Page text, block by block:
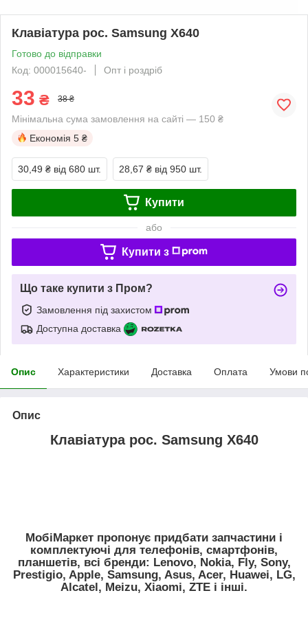
Клавіатура рос. Samsung X640
Готово до відправки
Код: 000015640-
Опт і роздріб
33 ₴ 38 ₴
Мінімальна сума замовлення на сайті — 150 ₴
Економія 5 ₴
30,49 ₴ від 680 шт. 28,67 ₴ від 950 шт.
Купити
або
Купити з
Що таке купити з Пром?
Замовлення під захистом
Доступна доставка
Опис Характеристики Доставка Оплата Умови
Опис
Клавіатура рос. Samsung X640
МобіМаркет пропонує придбати запчастини і
комплектуючі для телефонів, смартфонів,
планшетів, всі бренди: Lenovo, Nokia, Fly, Sony,
Prestigio, Apple, Samsung, Asus, Acer, Huawei, LG,
Alcatel, Meizu, Xiaomi, ZTE і інші.